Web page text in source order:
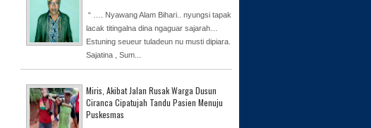
“ …. Nyawang Alam Bihari.. nyungsi tapak
lacak titingalna dina ngaguar sajarah…
Estuning seueur tuladeun nu musti dipiara.
Sajatina , Sum...
Miris, Akibat Jalan Rusak Warga Dusun
Ciranca Cipatujah Tandu Pasien Menuju
Puskesmas